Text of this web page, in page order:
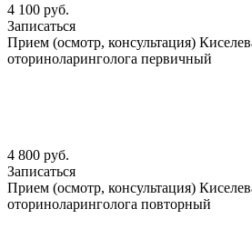
4 100 руб.
Записаться
Прием (осмотр, консультация)
оториноларинголога первичный
4 800 руб.
Записаться
Прием (осмотр, консультация)
оториноларинголога повторный